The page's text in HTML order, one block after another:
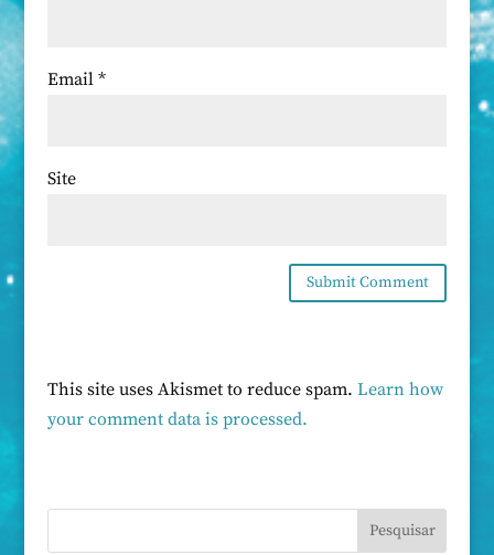
Email *
Site
This site uses Akismet to reduce spam. Learn how
your comment data is processed.